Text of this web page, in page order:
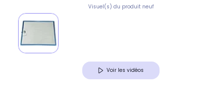
Visuel(s) du produit neuf
Voir les vidéos